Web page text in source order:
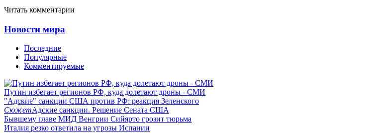
Читать комментарии
Новости мира
Последние
Популярные
Комментируемые
Путин избегает регионов РФ, куда долетают дроны - СМИ
"Адские" санкции США против РФ: реакция Зеленского
СюжетАдские санкции. Решение Сената США
Бывшему главе МИД Венгрии Сийярто грозит тюрьма
Италия резко ответила на угрозы Испании